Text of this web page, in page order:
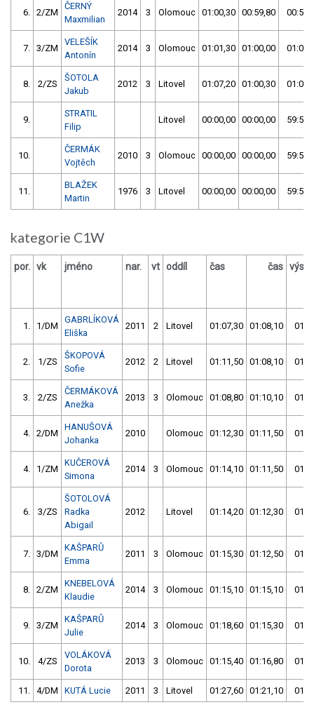
6. 2/ZM
ČERNÝ
Maxmilian
2014 3 Olomouc 01:00,30 00:59,80
7. 3/ZM
VELEŠÍK
Antonín
2014 3 Olomouc 01:01,30 01:00,00
8. 2/ZS
ŠOTOLA
Jakub
2012 3 Litovel 01:07,20 01:00,30
9.
STRATIL
Filip
Litovel 00:00,00 00:00,00
10.
ČERMÁK
Vojtěch
2010 3 Olomouc 00:00,00 00:00,00
11.
BLAŽEK
Martin
1976 3 Litovel 00:00,00 00:00,00
kategorie C1W
por. vk jméno nar. vt oddíl čas čas
1. 1/DM
GABRLÍKOVÁ
Eliška
2011 2 Litovel 01:07,30 01:08,10
2. 1/ZS
ŠKOPOVÁ
Sofie
2012 2 Litovel 01:11,50 01:08,10
3. 2/ZS
ČERMÁKOVÁ
Anežka
2013 3 Olomouc 01:08,80 01:10,10
4. 2/DM
HANUŠOVÁ
Johanka
2010 Olomouc 01:12,30 01:11,50
4. 1/ZM
KUČEROVÁ
Simona
2014 3 Olomouc 01:14,10 01:11,50
6. 3/ZS
ŠOTOLOVÁ
Radka
Abigail
2012 Litovel 01:14,20 01:12,30
7. 3/DM
KAŠPARŮ
Emma
2011 3 Olomouc 01:15,30 01:12,50
8. 2/ZM
KNEBELOVÁ
Klaudie
2014 3 Olomouc 01:15,10 01:15,10
9. 3/ZM
KAŠPARŮ
Julie
2014 3 Olomouc 01:18,60 01:15,30
10. 4/ZS
VOLÁKOVÁ
Dorota
2013 3 Olomouc 01:15,40 01:16,80
11. 4/DM KUTÁ Lucie 2011 3 Litovel 01:27,60 01:21,10